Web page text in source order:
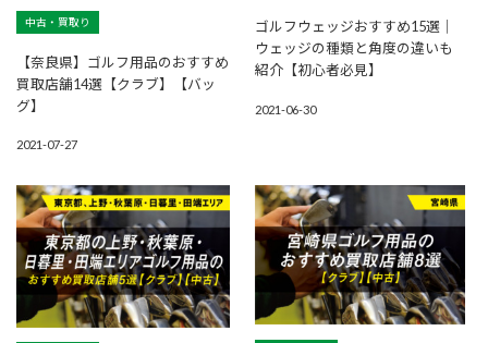
中古・買取り
【奈良県】ゴルフ用品のおすすめ
買取店舗14選【クラブ】【バッ
グ】
2021-07-27
ゴルフウェッジおすすめ15選│
ウェッジの種類と角度の違いも
紹介【初心者必見】
2021-06-30